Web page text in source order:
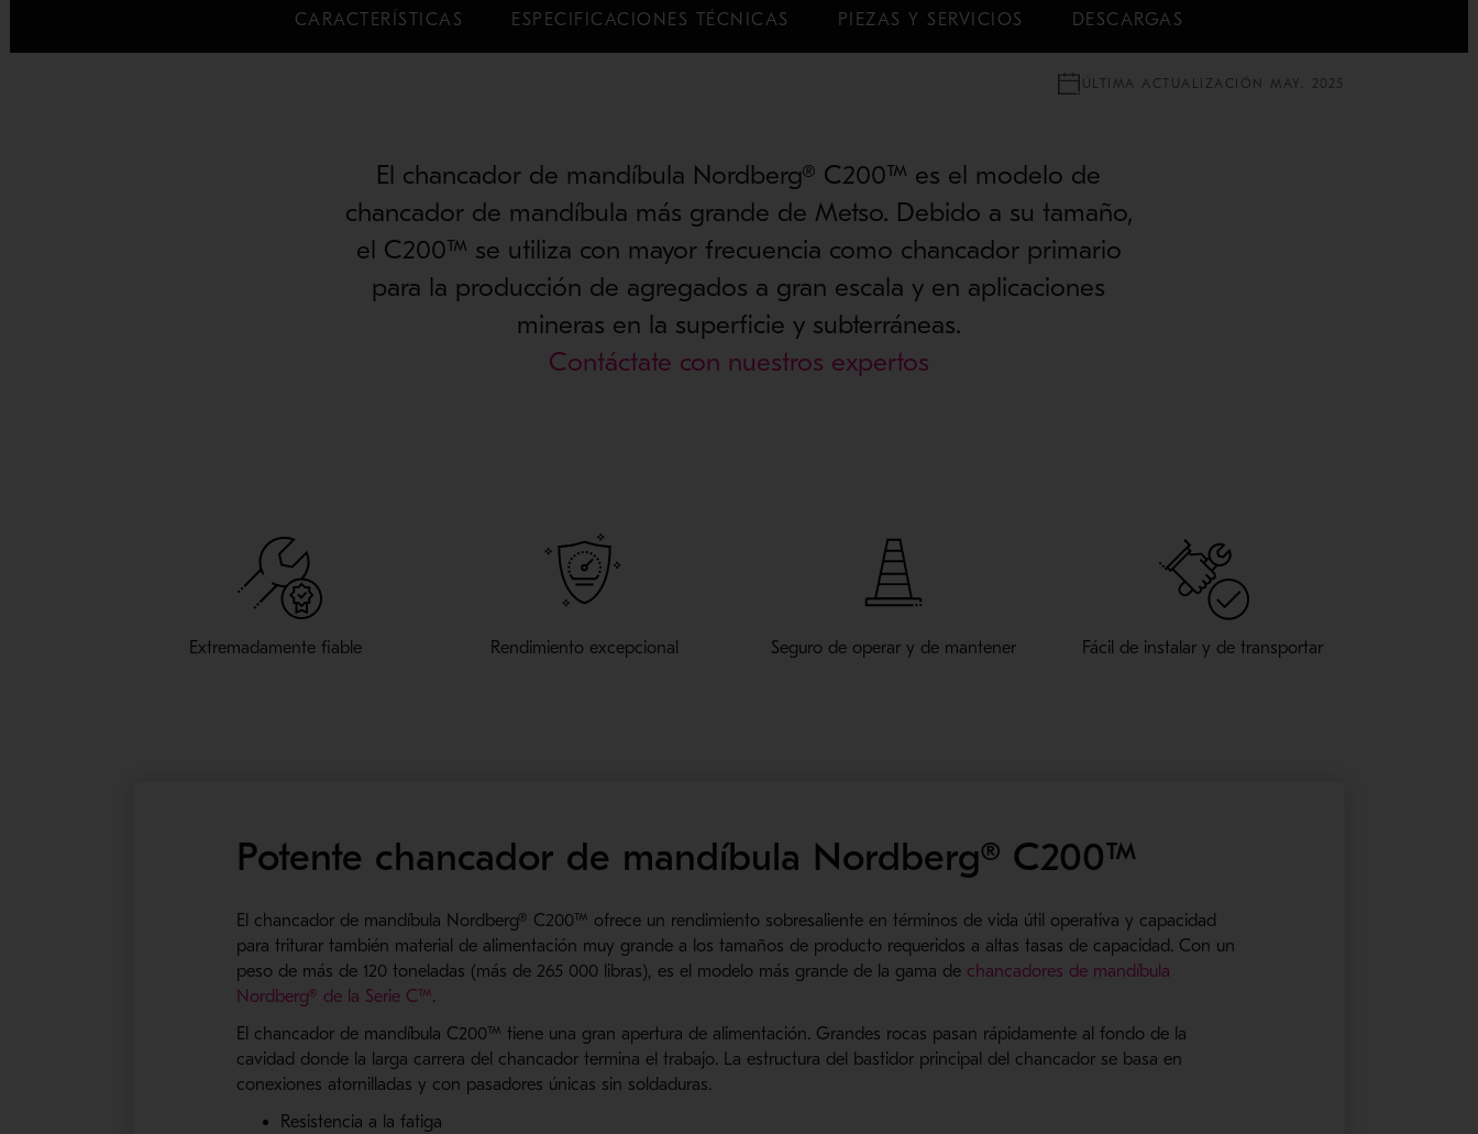
CARACTERÍSTICAS ESPECIFICACIONES TÉCNICAS PIEZAS Y SERVICIOS DESCARGAS
ÚLTIMA ACTUALIZACIÓN MAY. 2025
El chancador de mandíbula Nordberg® C200™ es el modelo de
chancador de mandíbula más grande de Metso. Debido a su tamaño,
el C200™ se utiliza con mayor frecuencia como chancador primario
para la producción de agregados a gran escala y en aplicaciones
mineras en la superficie y subterráneas.
Contáctate con nuestros expertos
Extremadamente fiable Rendimiento excepcional Seguro de operar y de mantener Fácil de instalar y de transportar
Potente chancador de mandíbula Nordberg® C200™
El chancador de mandíbula Nordberg® C200™ ofrece un rendimiento sobresaliente en términos de vida útil operativa y capacidad
para triturar también material de alimentación muy grande a los tamaños de producto requeridos a altas tasas de capacidad. Con un
peso de más de 120 toneladas (más de 265 000 libras), es el modelo más grande de la gama de chancadores de mandíbula
Nordberg® de la Serie C™- Se abre en una nueva ventana
.
El chancador de mandíbula C200™ tiene una gran apertura de alimentación. Grandes rocas pasan rápidamente al fondo de la
cavidad donde la larga carrera del chancador termina el trabajo. La estructura del bastidor principal del chancador se basa en
conexiones atornilladas y con pasadores únicas sin soldaduras.
Resistencia a la fatiga